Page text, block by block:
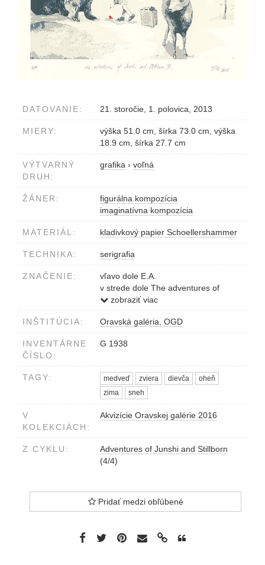
DATOVANIE: 21. storočie, 1. polovica, 2013
MIERY:
výška 51.0 cm, šírka 73.0 cm, výška
18.9 cm, šírka 27.7 cm
VÝTVARNÝ
DRUH:
grafika › voľná
ŽÁNER:
figurálna kompozícia
imaginatívna kompozícia
MATERIÁL: kladivkový papier Schoellershammer
TECHNIKA: serigrafia
ZNAČENIE:
vľavo dole E.A.
v strede dole The adventures of
Junshi and Stillborn IV.
ceruzou
zobraziť viac
INŠTITÚCIA: Oravská galéria, OGD
INVENTÁRNE
ČÍSLO:
G 1938
TAGY: medveď zviera dievča
oheň
zima
sneh
V
KOLEKCIÁCH:
Akvizície Oravskej galérie 2016
Z CYKLU:
Adventures of Junshi and Stillborn
(4/4)
Pridať medzi obľúbené